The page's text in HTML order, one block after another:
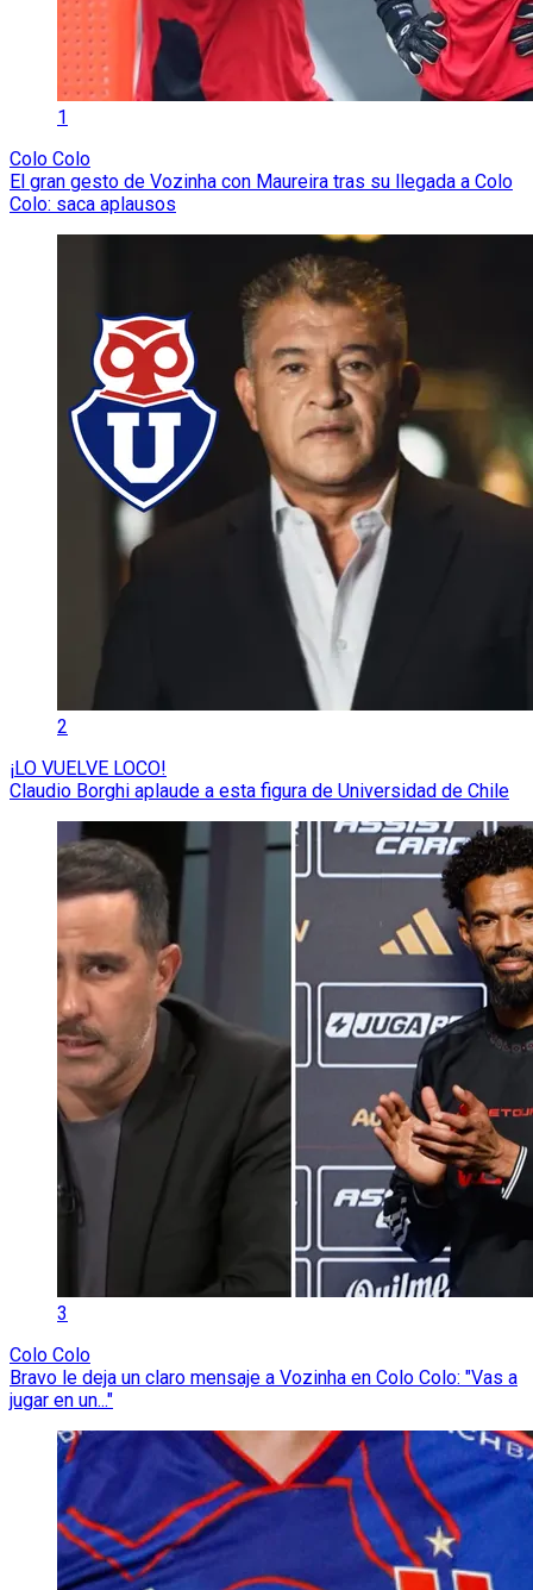
1
Colo Colo
El gran gesto de Vozinha con Maureira tras su llegada a Colo
Colo: saca aplausos
2
¡LO VUELVE LOCO!
Claudio Borghi aplaude a esta figura de Universidad de Chile
3
Colo Colo
Bravo le deja un claro mensaje a Vozinha en Colo Colo: "Vas a
jugar en un..."